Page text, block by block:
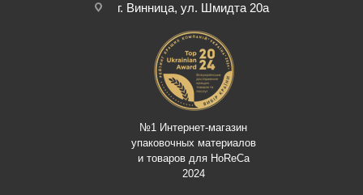
г. Винница, ул. Шмидта 20а
№1 Интернет-магазин
упаковочных материалов
и товаров для HoReCa
2024